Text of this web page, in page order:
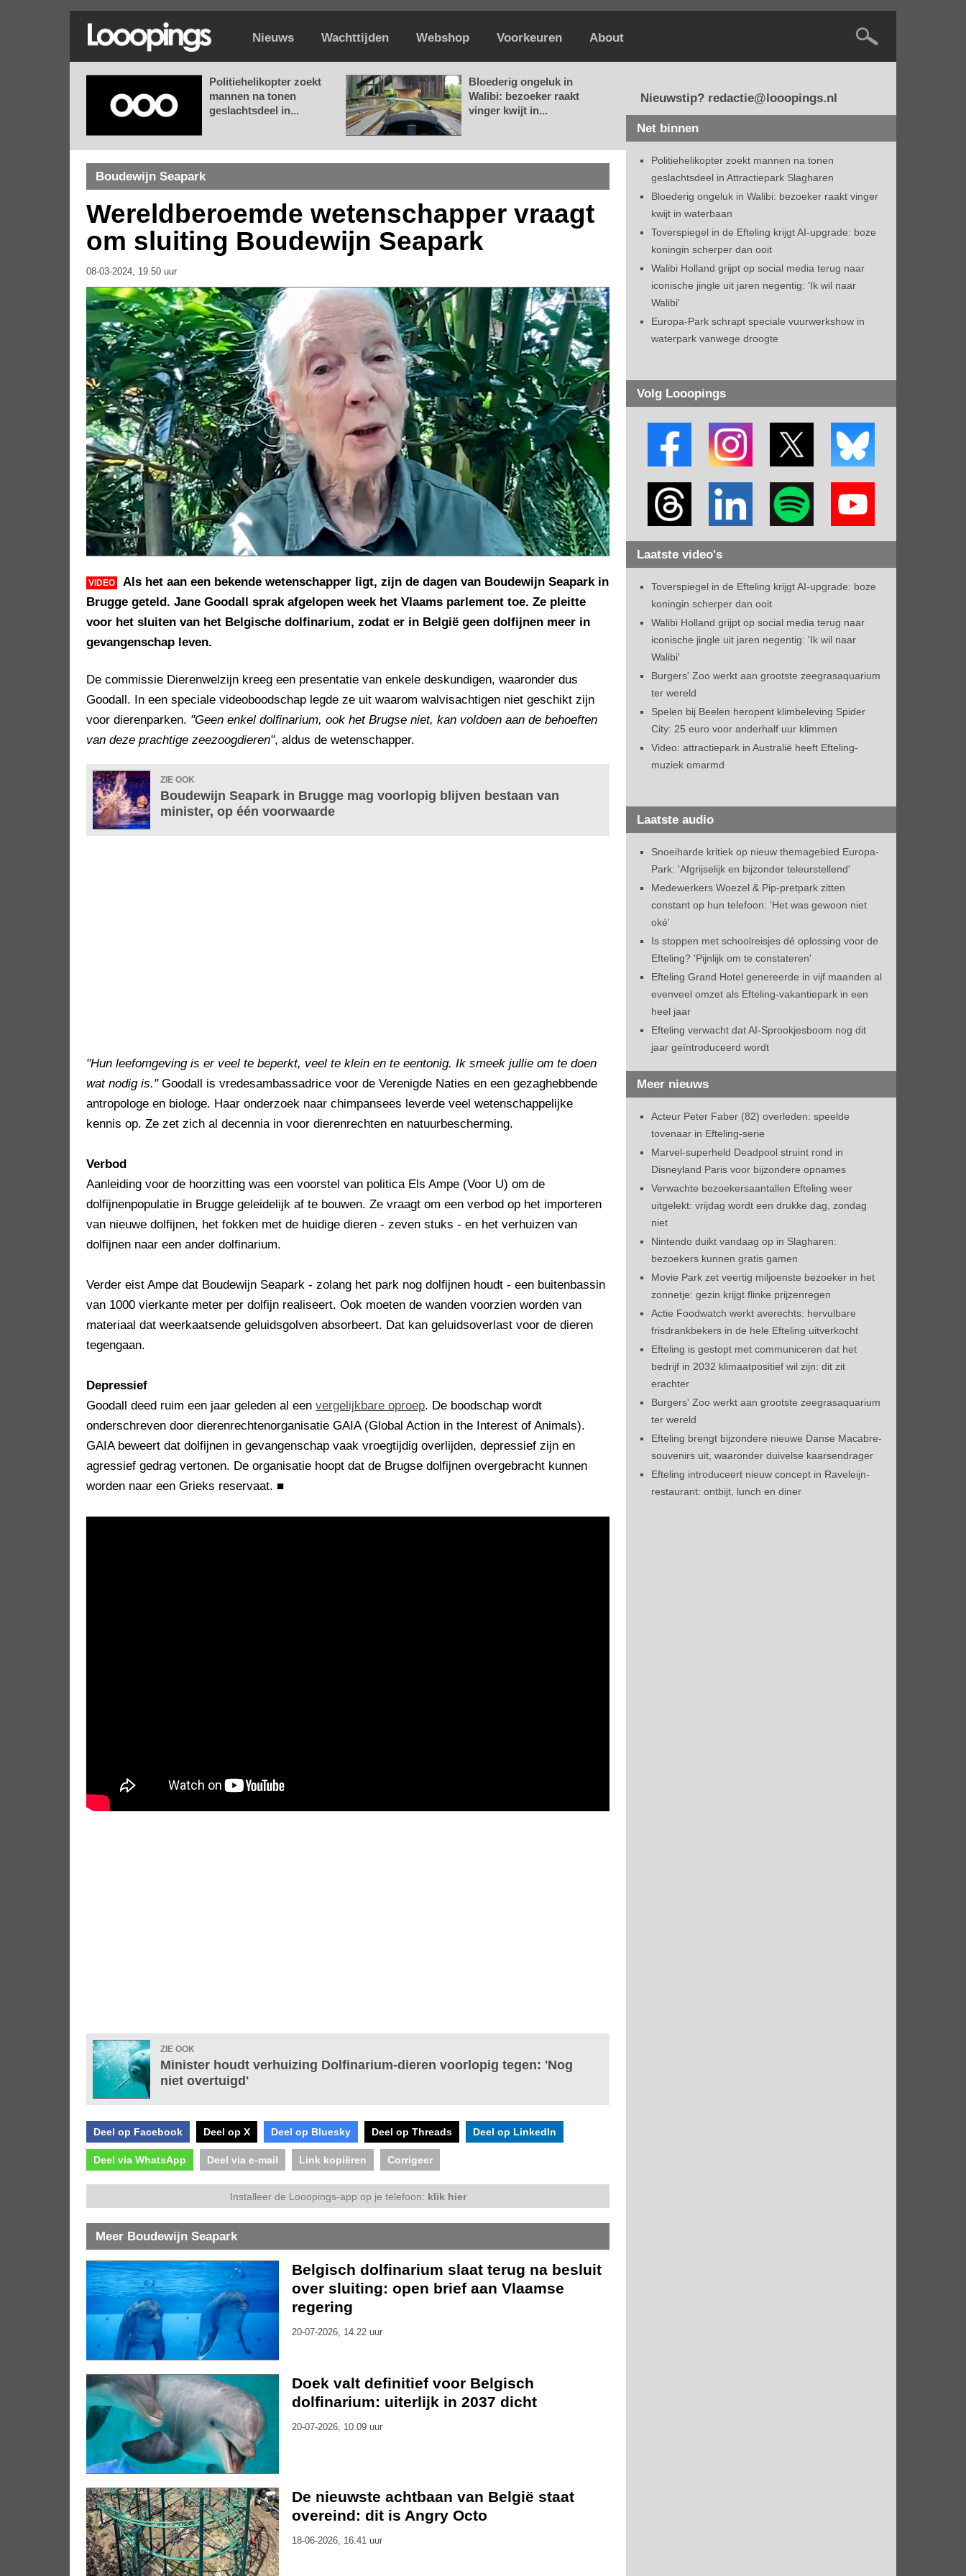
Nieuws Wachttijden Webshop Voorkeuren About
Politiehelikopter zoekt
mannen na tonen
geslachtsdeel in...
Bloederig ongeluk in
Walibi: bezoeker raakt
vinger kwijt in...
Boudewijn Seapark
Wereldberoemde wetenschapper vraagt
om sluiting Boudewijn Seapark
08-03-2024, 19.50 uur
VIDEO
Als het aan een bekende wetenschapper ligt, zijn de dagen van Boudewijn Seapark in
Brugge geteld. Jane Goodall sprak afgelopen week het Vlaams parlement toe. Ze pleitte
voor het sluiten van het Belgische dolfinarium, zodat er in België geen dolfijnen meer in
gevangenschap leven.
De commissie Dierenwelzijn kreeg een presentatie van enkele deskundigen, waaronder dus
Goodall. In een speciale videoboodschap legde ze uit waarom walvisachtigen niet geschikt zijn
voor dierenparken. "Geen enkel dolfinarium, ook het Brugse niet, kan voldoen aan de behoeften
van deze prachtige zeezoogdieren", aldus de wetenschapper.
ZIE OOK
Boudewijn Seapark in Brugge mag voorlopig blijven bestaan van
minister, op één voorwaarde
"Hun leefomgeving is er veel te beperkt, veel te klein en te eentonig. Ik smeek jullie om te doen
wat nodig is."Goodall is vredesambassadrice voor de Verenigde Naties en een gezaghebbende
antropologe en biologe. Haar onderzoek naar chimpansees leverde veel wetenschappelijke
kennis op. Ze zet zich al decennia in voor dierenrechten en natuurbescherming.
Verbod
Aanleiding voor de hoorzitting was een voorstel van politica Els Ampe (Voor U) om de
dolfijnenpopulatie in Brugge geleidelijk af te bouwen. Ze vraagt om een verbod op het importeren
van nieuwe dolfijnen, het fokken met de huidige dieren - zeven stuks - en het verhuizen van
dolfijnen naar een ander dolfinarium.
Verder eist Ampe dat Boudewijn Seapark - zolang het park nog dolfijnen houdt - een buitenbassin
van 1000 vierkante meter per dolfijn realiseert. Ook moeten de wanden voorzien worden van
materiaal dat weerkaatsende geluidsgolven absorbeert. Dat kan geluidsoverlast voor de dieren
tegengaan.
Depressief
Goodall deed ruim een jaar geleden al een vergelijkbare oproep. De boodschap wordt
onderschreven door dierenrechtenorganisatie GAIA (Global Action in the Interest of Animals).
GAIA beweert dat dolfijnen in gevangenschap vaak vroegtijdig overlijden, depressief zijn en
agressief gedrag vertonen. De organisatie hoopt dat de Brugse dolfijnen overgebracht kunnen
worden naar een Grieks reservaat. ■
ZIE OOK
Minister houdt verhuizing Dolfinarium-dieren voorlopig tegen: 'Nog
niet overtuigd'
Deel op Facebook Deel op X Deel op Bluesky Deel op Threads Deel op LinkedIn
Deel via WhatsApp Deel via e-mail Link kopiëren Corrigeer
Installeer de Looopings-app op je telefoon: klik hier
Meer Boudewijn Seapark
Belgisch dolfinarium slaat terug na besluit
over sluiting: open brief aan Vlaamse
regering
20-07-2026, 14.22 uur
Doek valt definitief voor Belgisch
dolfinarium: uiterlijk in 2037 dicht
20-07-2026, 10.09 uur
De nieuwste achtbaan van België staat
overeind: dit is Angry Octo
18-06-2026, 16.41 uur
Nieuwstip? redactie@looopings.nl
Net binnen
Politiehelikopter zoekt mannen na tonen
geslachtsdeel in Attractiepark Slagharen
Bloederig ongeluk in Walibi: bezoeker raakt vinger
kwijt in waterbaan
Toverspiegel in de Efteling krijgt AI-upgrade: boze
koningin scherper dan ooit
Walibi Holland grijpt op social media terug naar
iconische jingle uit jaren negentig: 'Ik wil naar
Walibi'
Europa-Park schrapt speciale vuurwerkshow in
waterpark vanwege droogte
Volg Looopings
Laatste video's
Toverspiegel in de Efteling krijgt AI-upgrade: boze
koningin scherper dan ooit
Walibi Holland grijpt op social media terug naar
iconische jingle uit jaren negentig: 'Ik wil naar
Walibi'
Burgers' Zoo werkt aan grootste zeegrasaquarium
ter wereld
Spelen bij Beelen heropent klimbeleving Spider
City: 25 euro voor anderhalf uur klimmen
Video: attractiepark in Australië heeft Efteling-
muziek omarmd
Laatste audio
Snoeiharde kritiek op nieuw themagebied Europa-
Park: 'Afgrijselijk en bijzonder teleurstellend'
Medewerkers Woezel & Pip-pretpark zitten
constant op hun telefoon: 'Het was gewoon niet
oké'
Is stoppen met schoolreisjes dé oplossing voor de
Efteling? 'Pijnlijk om te constateren'
Efteling Grand Hotel genereerde in vijf maanden al
evenveel omzet als Efteling-vakantiepark in een
heel jaar
Efteling verwacht dat AI-Sprookjesboom nog dit
jaar geïntroduceerd wordt
Meer nieuws
Acteur Peter Faber (82) overleden: speelde
tovenaar in Efteling-serie
Marvel-superheld Deadpool struint rond in
Disneyland Paris voor bijzondere opnames
Verwachte bezoekersaantallen Efteling weer
uitgelekt: vrijdag wordt een drukke dag, zondag
niet
Nintendo duikt vandaag op in Slagharen:
bezoekers kunnen gratis gamen
Movie Park zet veertig miljoenste bezoeker in het
zonnetje: gezin krijgt flinke prijzenregen
Actie Foodwatch werkt averechts: hervulbare
frisdrankbekers in de hele Efteling uitverkocht
Efteling is gestopt met communiceren dat het
bedrijf in 2032 klimaatpositief wil zijn: dit zit
erachter
Burgers' Zoo werkt aan grootste zeegrasaquarium
ter wereld
Efteling brengt bijzondere nieuwe Danse Macabre-
souvenirs uit, waaronder duivelse kaarsendrager
Efteling introduceert nieuw concept in Raveleijn-
restaurant: ontbijt, lunch en diner